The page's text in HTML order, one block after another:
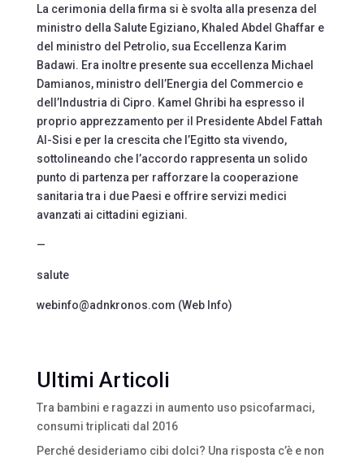
La cerimonia della firma si è svolta alla presenza del
ministro della Salute Egiziano, Khaled Abdel Ghaffar e
del ministro del Petrolio, sua Eccellenza Karim
Badawi. Era inoltre presente sua eccellenza Michael
Damianos, ministro dell’Energia del Commercio e
dell’Industria di Cipro. Kamel Ghribi ha espresso il
proprio apprezzamento per il Presidente Abdel Fattah
Al-Sisi e per la crescita che l’Egitto sta vivendo,
sottolineando che l’accordo rappresenta un solido
punto di partenza per rafforzare la cooperazione
sanitaria tra i due Paesi e offrire servizi medici
avanzati ai cittadini egiziani.
—
salute
webinfo@adnkronos.com (Web Info)
Ultimi Articoli
Tra bambini e ragazzi in aumento uso psicofarmaci,
consumi triplicati dal 2016
Perché desideriamo cibi dolci? Una risposta c’è e non